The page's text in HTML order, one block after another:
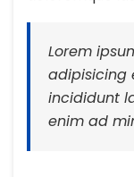
Lorem
adipisicing
incididunt
enim ad